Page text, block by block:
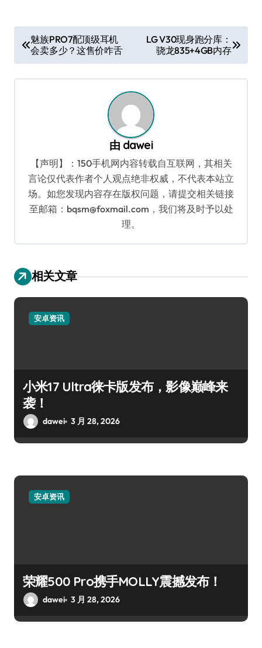
章
导
魅族PRO7配顶级耳机
会卖多少？这售价咋舌
LG V30现身跑分库：
骁龙835+4GB内存
由 dawei
【声明】：150手机网内容转载自互联网，其相关
言论仅代表作者个人观点绝非权威，不代表本站立
场。如您发现内容存在版权问题，请提交相关链接
至邮箱：bqsm@foxmail.com，我们将及时予以处
理。
相关文章
安卓资讯
小米17 Ultra徕卡版发布，影像巅峰来
袭！
dawei 3 月 28, 2026
安卓资讯
荣耀500 Pro携手MOLLY震撼发布！
dawei 3 月 28, 2026